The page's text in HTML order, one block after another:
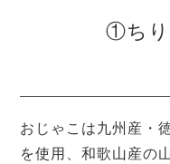
①ちり
おじゃこは九州産・
を使用、和歌山産の